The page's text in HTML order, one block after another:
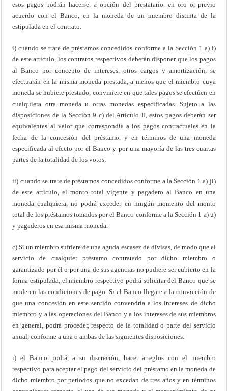
esos pagos podrán hacerse, a opción del prestatario, en oro o, previo
acuerdo con el Banco, en la moneda de un miembro distinta de la
estipulada en el contrato:
i) cuando se trate de préstamos concedidos conforme a la Sección 1 a) i)
de este artículo, los contratos respectivos deberán disponer que los pagos
al Banco por concepto de intereses, otros cargos y amortización, se
efectuarán en la misma moneda prestada, a menos que el miembro cuya
moneda se hubiere prestado, conviniere en que tales pagos se efectúen en
cualquiera otra moneda u otras monedas especificadas. Sujeto a las
disposiciones de la Sección 9 c) del Artículo II, estos pagos deberán ser
equivalentes al valor que correspondía a los pagos contractuales en la
fecha de la concesión del préstamo, y en términos de una moneda
especificada al efecto por el Banco y por una mayoría de las tres cuartas
partes de la totalidad de los votos;
ii) cuando se trate de préstamos concedidos conforme a la Sección 1 a) ji)
de este artículo, el monto total vigente y pagadero al Banco en una
moneda cualquiera, no podrá exceder en ningún momento del monto
total de los préstamos tomados por el Banco conforme a la Sección 1 a) u)
y pagaderos en esa misma moneda.
c) Si un miembro sufriere de una aguda escasez de divisas, de modo que el
servicio de cualquier préstamo contratado por dicho miembro o
garantizado por él o por una de sus agencias no pudiere ser cubierto en la
forma estipulada, el miembro respectivo podrá solicitar del Banco que se
moderen las condiciones de pago. Si el Banco llegare a la convicción de
que una concesión en este sentido convendría a los intereses de dicho
miembro y a las operaciones del Banco y a los intereses de sus miembros
en general, podrá proceder, respecto de la totalidad o parte del servicio
anual, conforme a una o ambas de las siguientes disposiciones:
i) el Banco podrá, a su discreción, hacer arreglos con el miembro
respectivo para aceptar el pago del servicio del préstamo en la moneda de
dicho miembro por períodos que no excedan de tres años y en términos